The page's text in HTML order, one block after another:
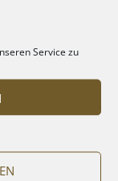
Service zu